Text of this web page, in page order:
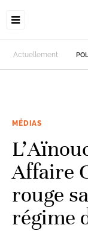
Actuellement
MÉDIAS
Affaire
rouge
régime